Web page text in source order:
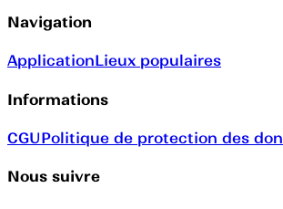
Navigation
ApplicationLieux populaires
Informations
CGUPolitique de protection des
Nous suivre